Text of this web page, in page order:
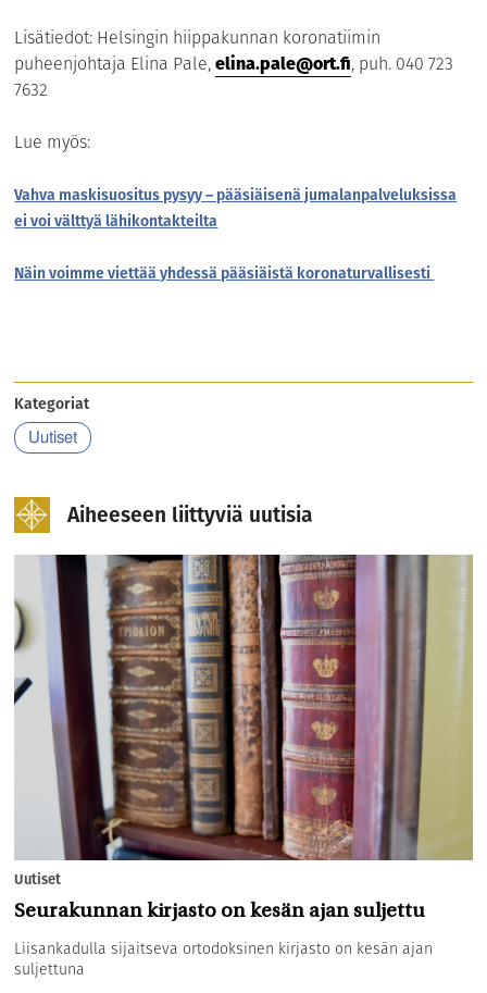
Lisätiedot: Helsingin hiippakunnan koronatiimin
puheenjohtaja Elina Pale,elina.pale@ort.fi, puh. 040 723
7632
Lue myös:
Vahva maskisuositus pysyy – pääsiäisenä jumalanpalveluksissa
ei voi välttyä lähikontakteilta
Näin voimme viettää yhdessä pääsiäistä koronaturvallisesti
Kategoriat
Uutiset
Aiheeseen liittyviä uutisia
Uutiset
Seurakunnan kirjasto on kesän ajan suljettu
Liisankadulla sijaitseva ortodoksinen kirjasto on kesän ajan
suljettuna